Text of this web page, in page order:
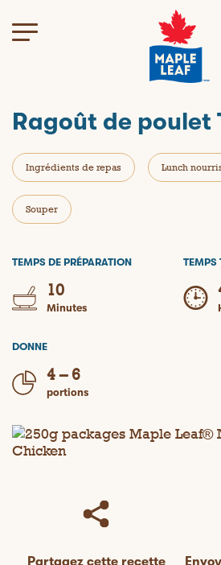
Ragoût de poulet
Ingrédients de repas Lunch
Souper
TEMPS DE PRÉPARATION
10
Minutes
TEMPS
DONNE
4 – 6
portions
Partagez cette recette